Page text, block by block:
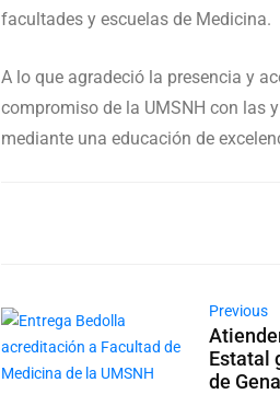
facultades y escuelas de Medicina.
A lo que agradeció la presencia y
compromiso de la UMSNH con las
mediante una educación de
Previous
Estatal
de